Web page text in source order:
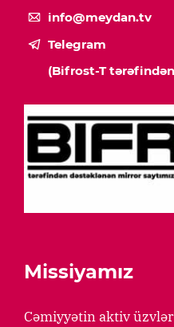
info@meydan.tv
Telegram
(Bifrost-T
Missiyamız
Cəmiyyətin aktiv